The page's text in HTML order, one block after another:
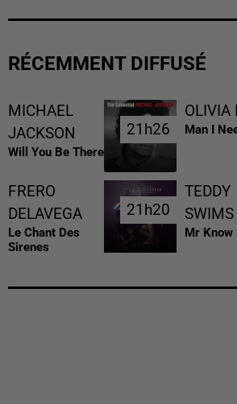
RÉCEMMENT DIFFUSÉ
MICHAEL
JACKSON
Will You Be There
21h26
21h26
OLIVIA
Man I
FRERO
DELAVEGA
Le Chant Des
Sirenes
21h20
21h20
TEDDY
SWIMS
Mr Know